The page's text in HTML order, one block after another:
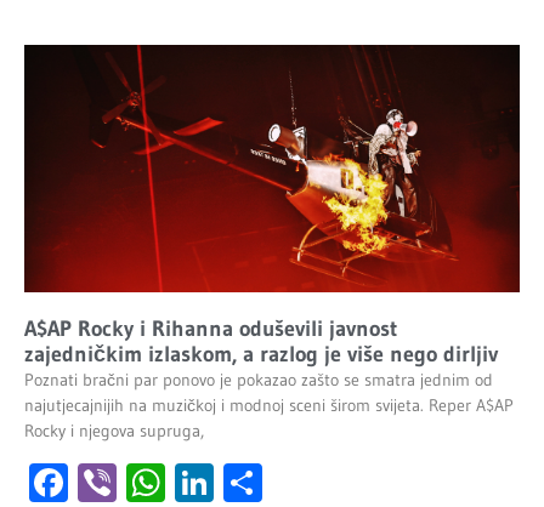
A$AP Rocky i Rihanna oduševili javnost
zajedničkim izlaskom, a razlog je više nego dirljiv
Poznati bračni par ponovo je pokazao zašto se smatra jednim od
najutjecajnijih na muzičkoj i modnoj sceni širom svijeta. Reper A$AP
Rocky i njegova supruga,
Facebook
ViberWhatsApp
LinkedIn